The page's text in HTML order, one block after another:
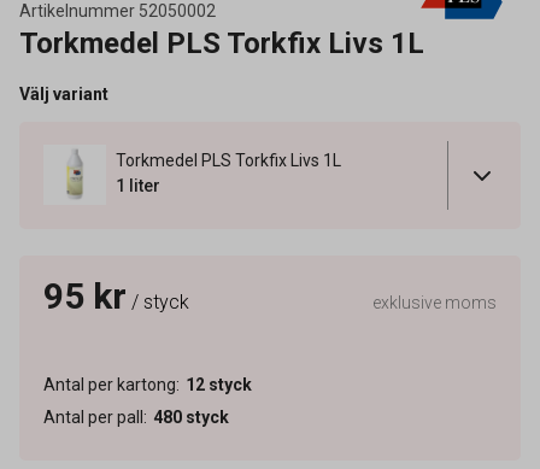
Artikelnummer 52050002
Torkmedel PLS Torkfix Livs 1L
Välj variant
Torkmedel PLS Torkfix Livs 1L
1 liter
95 kr / styck exklusive moms
Antal per kartong: 12 styck
Antal per pall : 480 styck